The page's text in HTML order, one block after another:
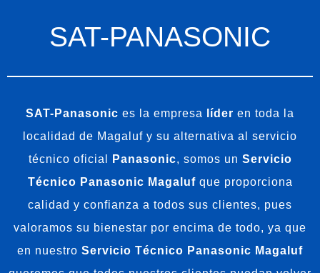
SAT-PANASONIC
SAT-Panasonic es la empresa líder en toda la
localidad de Magaluf y su alternativa al servicio
técnico oficial
Panasonic, somos un Servicio
Técnico Panasonic Magalufque proporciona
calidad y confianza a todos sus clientes, pues
valoramos su bienestar por encima de todo, ya que
en nuestro Servicio Técnico Panasonic Magaluf